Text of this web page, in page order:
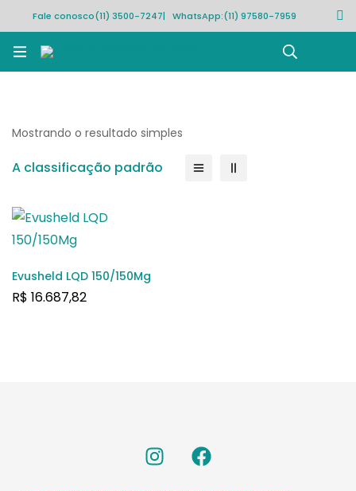
Fale conosco(11) 3500-7247| WhatsApp:(11) 97580-7959
Mostrando o resultado simples
A classificação padrão
Evusheld LQD 150/150Mg
R$ 16.687,82